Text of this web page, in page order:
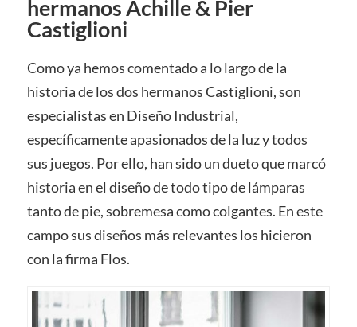
hermanos Achille & Pier
Castiglioni
Como ya hemos comentado a lo largo de la
historia de los dos hermanos Castiglioni, son
especialistas en Diseño Industrial,
específicamente apasionados de la luz y todos
sus juegos. Por ello, han sido un dueto que marcó
historia en el diseño de todo tipo de lámparas
tanto de pie, sobremesa como colgantes. En este
campo sus diseños más relevantes los hicieron
con la firma Flos.